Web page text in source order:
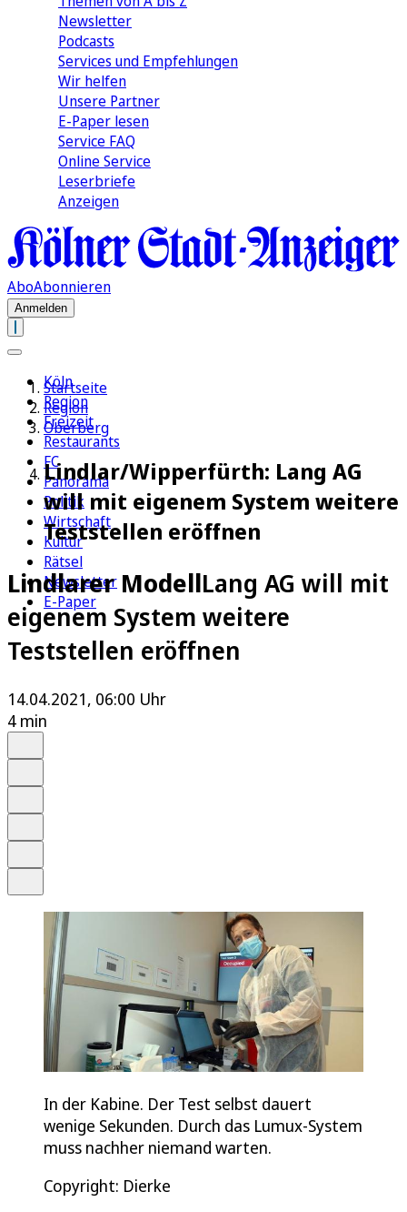
Newsletter
Podcasts
Services und Empfehlungen
Wir helfen
Unsere Partner
E-Paper lesen
Service FAQ
Online Service
Leserbriefe
Anzeigen
AboAbonnieren
Anmelden
Köln
Region
Freizeit
Restaurants
FC
Panorama
Politik
Wirtschaft
Kultur
Rätsel
Newsletter
E-Paper
Startseite
Region
Oberberg
Lindlar/Wipperfürth: Lang AG
will mit eigenem System weitere
Teststellen eröffnen
Lindlarer ModellLang AG will mit
eigenem System weitere
Teststellen eröffnen
14.04.2021, 06:00 Uhr
4 min
In der Kabine. Der Test selbst dauert
wenige Sekunden. Durch das Lumux-System
muss nachher niemand warten.
Copyright: Dierke